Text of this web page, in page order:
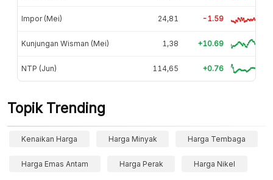
Impor (Mei) 24,81 -1.59
Kunjungan Wisman (Mei) 1,38 +10.69
NTP (Jun) 114,65 +0.76
Topik Trending
Kenaikan Harga Harga Minyak Harga Tembaga
Harga Emas Antam Harga Perak Harga Nikel